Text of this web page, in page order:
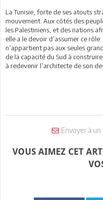
La Tunisie, forte de ses atouts
mouvement. Aux côtés des
les Palestiniens, et des nations
elle a le devoir d’assumer ce
n’appartient pas aux seules
de la capacité du Sud à
à redevenir l’architecte de son
Envoyer à un
VOUS AIMEZ CET